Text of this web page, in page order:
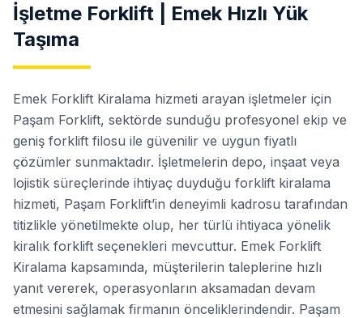
İşletme Forklift | Emek Hızlı Yük
Taşıma
Emek Forklift Kiralama hizmeti arayan işletmeler için
Paşam Forklift, sektörde sunduğu profesyonel ekip ve
geniş forklift filosu ile güvenilir ve uygun fiyatlı
çözümler sunmaktadır. İşletmelerin depo, inşaat veya
lojistik süreçlerinde ihtiyaç duyduğu forklift kiralama
hizmeti, Paşam Forklift’in deneyimli kadrosu tarafından
titizlikle yönetilmekte olup, her türlü ihtiyaca yönelik
kiralık forklift seçenekleri mevcuttur. Emek Forklift
Kiralama kapsamında, müşterilerin taleplerine hızlı
yanıt vererek, operasyonların aksamadan devam
etmesini sağlamak firmanın önceliklerindendir. Paşam